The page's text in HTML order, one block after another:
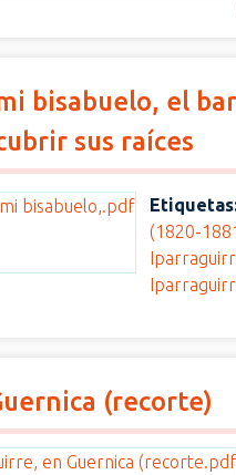
bisabuelo, el
sus raíces
(1820-
(recorte)